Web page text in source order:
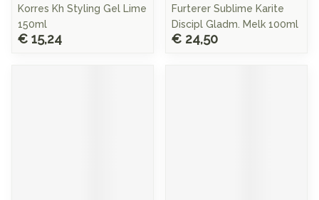
Korres Kh Styling Gel Lime
150ml
€ 15,24
Furterer Sublime Karite
Discipl Gladm. Melk 100ml
€ 24,50